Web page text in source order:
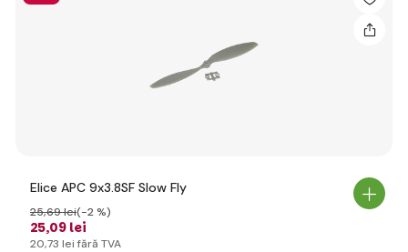
Elice APC 9x3.8SF Slow Fly
25,09 lei
25,69 lei(-2 %)
20,73 lei fără TVA